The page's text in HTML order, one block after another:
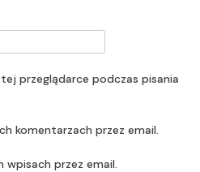
przeglądarce podczas pisania
komentarzach przez email.
wpisach przez email.